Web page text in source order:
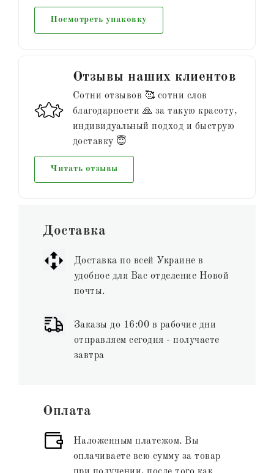
Посмотреть упаковку
Отзывы наших клиентов
Сотни отзывов 🥰 сотни слов
благодарности 🙏 за такую красоту,
индивидуальный подход и быструю
доставку 😇
Читать отзывы
Доставка
Доставка по всей Украине в
удобное для Вас отделение Новой
почты.
Заказы до 16:00 в рабочие дни
отправляем сегодня - получаете
завтра
Оплата
Наложенным платежом. Вы
оплачиваете всю сумму за товар